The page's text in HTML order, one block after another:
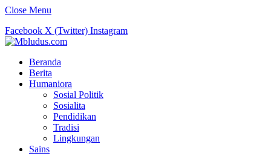
Close Menu
Facebook X (Twitter) Instagram
Beranda
Berita
Humaniora
Sosial Politik
Sosialita
Pendidikan
Tradisi
Lingkungan
Sains